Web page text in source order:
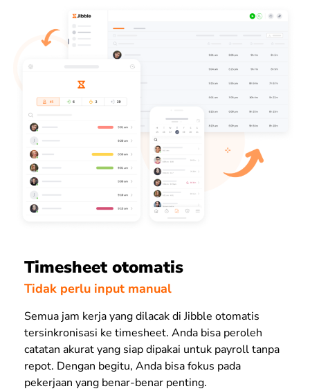
Timesheet otomatis
Tidak perlu input manual
Semua jam kerja yang dilacak di Jibble otomatis
tersinkronisasi ke timesheet. Anda bisa peroleh
catatan akurat yang siap dipakai untuk payroll tanpa
repot. Dengan begitu, Anda bisa fokus pada
pekerjaan yang benar-benar penting.